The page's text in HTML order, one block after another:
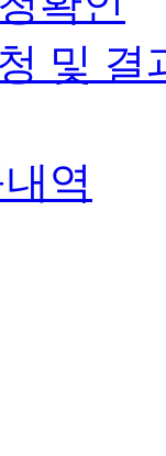
및 결
역